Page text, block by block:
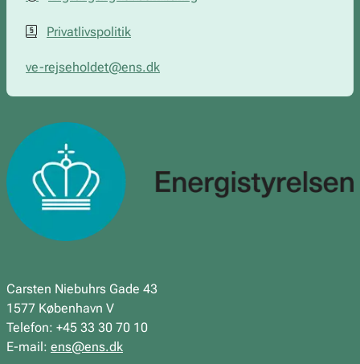
Privatlivspolitik
ve-rejseholdet@ens.dk
Carsten Niebuhrs Gade 43
1577 København V
Telefon: +45 33 30 70 10
E-mail: ens@ens.dk